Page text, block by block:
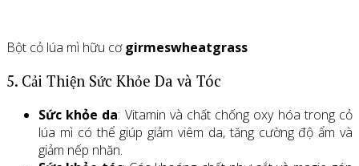
Bột cỏ lúa mì hữu cơgirmeswheatgrass
5. Cải Thiện Sức Khỏe Da và Tóc
Sức khỏe da: Vitamin và chất chống oxy hóa trong cỏ
lúa mì có thể giúp giảm viêm da, tăng cường độ ẩm và
giảm nếp nhăn.